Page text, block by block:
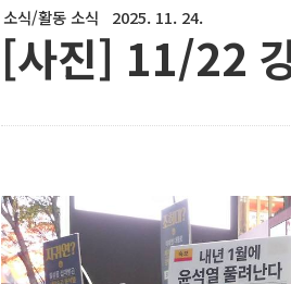
소식/활동 소식 2025. 11. 24.
[사진] 11/22